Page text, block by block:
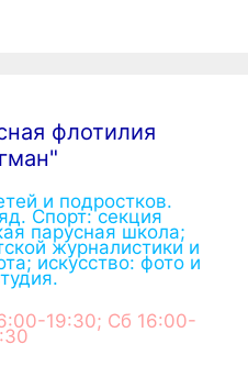
флотилия
и подростков.
Спорт: секция
парусная школа;
журналистики и
искусство: фото и
19:30; Сб 16:00-